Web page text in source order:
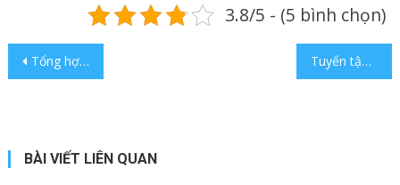
3.8/5 - (5 bình chọn)
Điều hướng bài viết
Tổng hợp những bài thơ 4 chữ về mẹ lớp 7 đầy cảm xúc nhất Tuyển tập những thơ 4 chữ về cánh đồng lúa siêu hay
BÀI VIẾT LIÊN QUAN